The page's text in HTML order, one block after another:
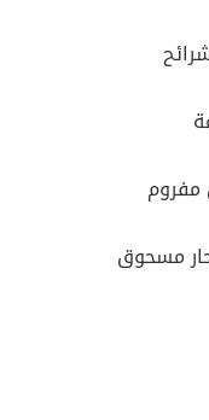
مسحوق